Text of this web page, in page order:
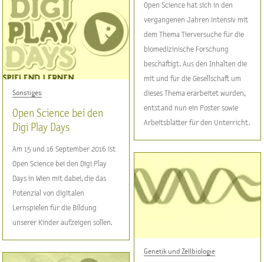
Open Science hat sich in den
vergangenen Jahren intensiv mit
dem Thema Tierversuche für die
biomedizinische Forschung
beschäftigt. Aus den Inhalten die
mit und für die Gesellschaft um
dieses Thema erarbeitet wurden,
entstand nun ein Poster sowie
Arbeitsblätter für den Unterricht.
Sonstiges
Open Science bei den
Digi Play Days
Am 15 und 16 September 2016 ist
Open Science bei den Digi Play
Days in Wien mit dabei, die das
Potenzial von digitalen
Lernspielen für die Bildung
unserer Kinder aufzeigen sollen.
Genetik und Zellbiologie